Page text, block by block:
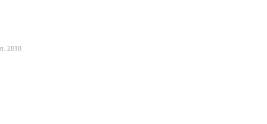
2010